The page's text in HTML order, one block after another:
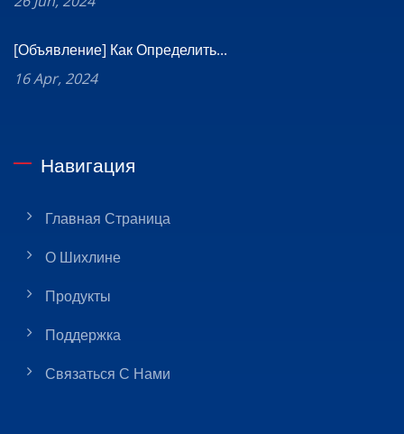
[Объявление] Как Определить...
16 Apr, 2024
Навигация
Главная Страница
О Шихлине
Продукты
Поддержка
Связаться С Нами